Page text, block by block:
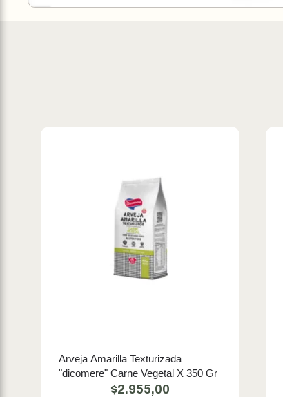
Arveja Amarilla Texturizada
"dicomere" Carne Vegetal X 350 Gr
$2.955,00